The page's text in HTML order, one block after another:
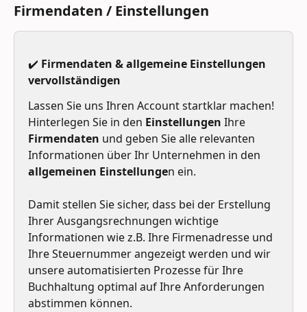
Firmendaten / Einstellungen
✔️ Firmendaten & allgemeine Einstellungen
vervollständigen
Lassen Sie uns Ihren Account startklar machen!
Hinterlegen Sie in den Einstellungen Ihre
Firmendaten und geben Sie alle relevanten
Informationen über Ihr Unternehmen in den
allgemeinen Einstellungen ein.
Damit stellen Sie sicher, dass bei der Erstellung
Ihrer Ausgangsrechnungen wichtige
Informationen wie z.B. Ihre Firmenadresse und
Ihre Steuernummer angezeigt werden und wir
unsere automatisierten Prozesse für Ihre
Buchhaltung optimal auf Ihre Anforderungen
abstimmen können.